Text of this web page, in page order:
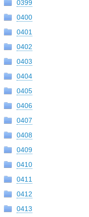
0399
0400
0401
0402
0403
0404
0405
0406
0407
0408
0409
0410
0411
0412
0413